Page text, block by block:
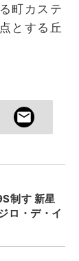
町カステ
とする丘
制す 新星
ロ・デ・イ